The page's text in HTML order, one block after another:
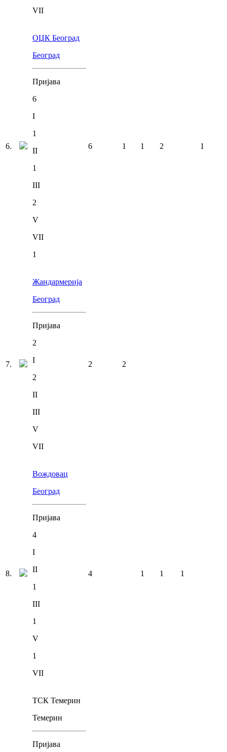
VII
6.
ОЏК Београд
Београд
Пријава
6
I
1
II
1
III
2
V
VII
1
6 1 1 2 1
7.
Жандармерија
Београд
Пријава
2
I
2
II
III
V
VII
2 2
8.
Вождовац
Београд
Пријава
4
I
II
1
III
1
V
1
VII
4 1 1 1
ТСК Темерин
Темерин
Пријава